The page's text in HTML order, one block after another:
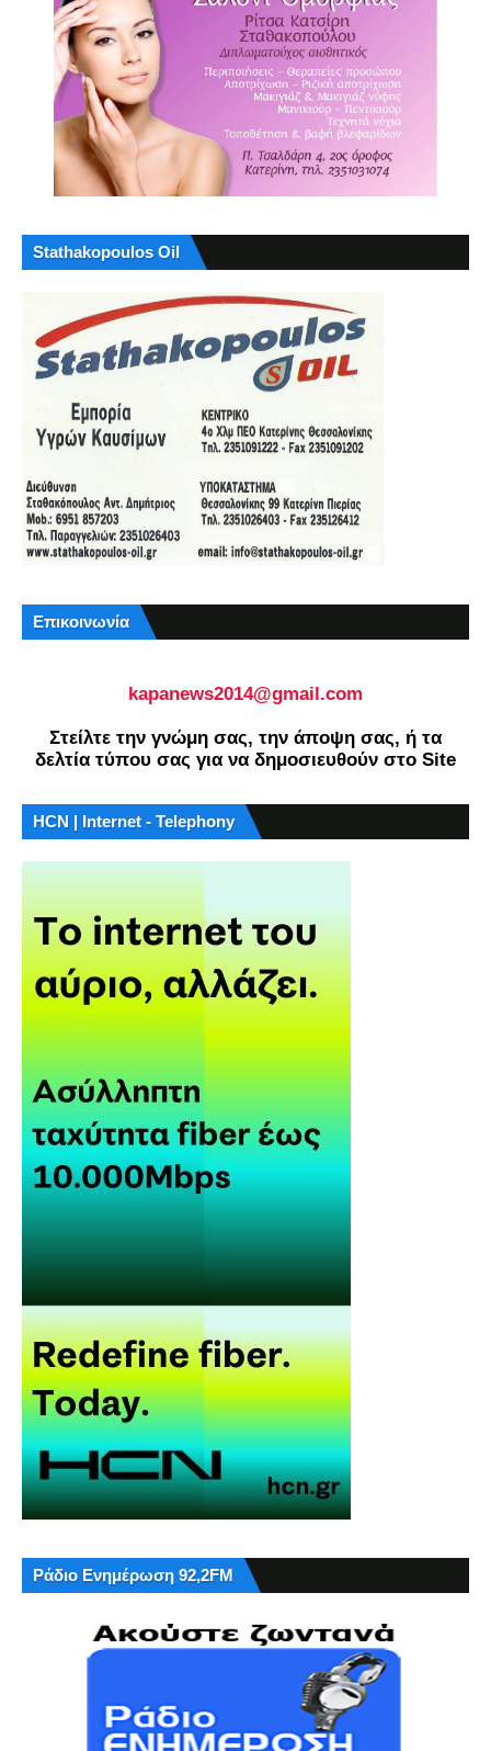
Stathakopoulos Oil
Επικοινωνία
kapanews2014@gmail.com
Στείλτε την γνώμη σας, την άποψη σας, ή τα
δελτία τύπου σας για να δημοσιευθούν στο Site
HCN | Internet - Telephony
Ράδιο Ενημέρωση 92,2FM